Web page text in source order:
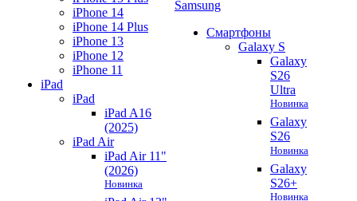
iPhone 14
iPhone 14 Plus
iPhone 13
iPhone 12
iPhone 11
iPad
iPad
iPad A16
(2025)
iPad Air
iPad Air 11"
(2026)
Новинка
Samsung
Смартфоны
Galaxy S
Galaxy
S26
Ultra
Новинка
Galaxy
S26
Новинка
Galaxy
S26+
Новинка